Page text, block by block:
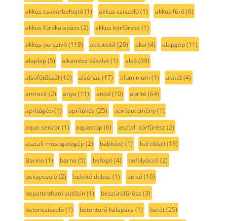
akkus csavarbehajtó(1) akkus csiszoló(1) akkus fúró(6)
akkus fúrókalapács (2) akkus körfűrész (1)
akkus porszívó(118) akkutöltő(20) aksi (4) alapgép(11)
alaplap(5) alkatrész készlet(1) alsó(39)
alsófűtőszál (10) alsóház (17) aluminium(1) alátét(4)
antracit(2) anya (11) anód(10) aprító(64)
aprítógép(1) aprítókés (25) aprósütemény(1)
aqua senzor(1) aquastop(6) asztali körfűrész (2)
asztali mosogatógép(2) babkávé (1) bal oldali (18)
Barino(1) barna (5) befogó(4) befolyócső(2)
bekapcsoló(2) bekötő doboz (1) belső(16)
bepattintható sütősín(1) beszúrófűrész (3)
betoncsiszoló(1) betontörő kalapács (1) betét(25)